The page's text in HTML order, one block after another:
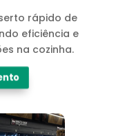
rápido de
eficiência e
na cozinha.